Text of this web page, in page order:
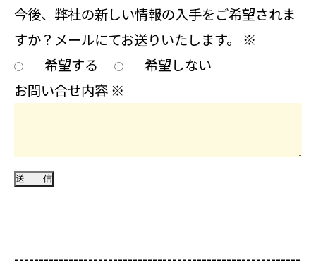
今後、弊社の新しい情報の入手をご希望されま
すか？メールにてお送りいたします。 ※
希望する
希望しない
お問い合せ内容 ※
----------------------------------------------------------